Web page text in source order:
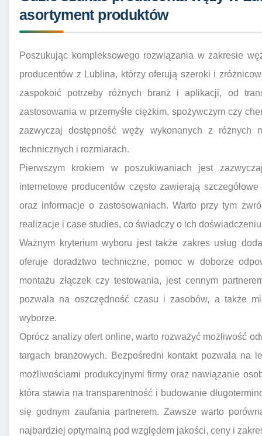
asortyment produktów
Poszukując kompleksowego rozwiązania w zakresie
producentów z Lublina, którzy oferują szeroki i
zaspokoić potrzeby różnych branż i aplikacji, od
zastosowania w przemyśle ciężkim, spożywczym czy
zazwyczaj dostępność węży wykonanych z różnych
technicznych i rozmiarach.
Pierwszym krokiem w poszukiwaniach jest
internetowe producentów często zawierają
oraz informacje o zastosowaniach. Warto przy tym
realizacje i case studies, co świadczy o ich
Ważnym kryterium wyboru jest także zakres usług
oferuje doradztwo techniczne, pomoc w doborze
montażu złączek czy testowania, jest cennym
pozwala na oszczędność czasu i zasobów, a także
wyborze.
Oprócz analizy ofert online, warto rozważyć możliwość
targach branżowych. Bezpośredni kontakt pozwala na
możliwościami produkcyjnymi firmy oraz nawiązanie
która stawia na transparentność i budowanie
się godnym zaufania partnerem. Zawsze warto
najbardziej optymalną pod względem jakości, ceny i